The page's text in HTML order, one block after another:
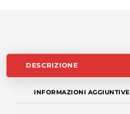
DESCRIZIONE
INFORMAZIONI AGGIUNTIVE